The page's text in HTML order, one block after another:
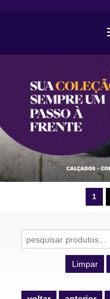
1
Limpar